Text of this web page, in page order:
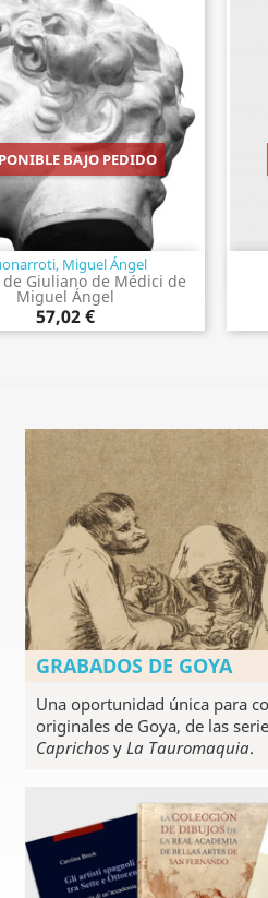
Miguel Ángel
de Giuliano de Médici de
Miguel Ángel
57,02 €
BAJO PEDIDO
Vista rápida
GRABADOS DE GOYA
Una oportunidad única para
originales de Goya, de las
Caprichosy La Tauromaquia.